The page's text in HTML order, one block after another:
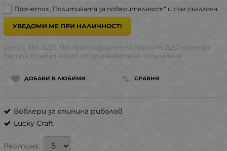
Прочетох „Политиката за поверителност“ и съм съгласен.
УВЕДОМИ МЕ ПРИ НАЛИЧНОСТ!
Цена с вкл. ДДС. При финализиране на поръчка, ДДС може да
варира, в зависимост от държавата на получаване.
ДОБАВИ В ЛЮБИМИ СРАВНИ
Воблери за спининг риболов
Lucky Craft
Рейтинг: